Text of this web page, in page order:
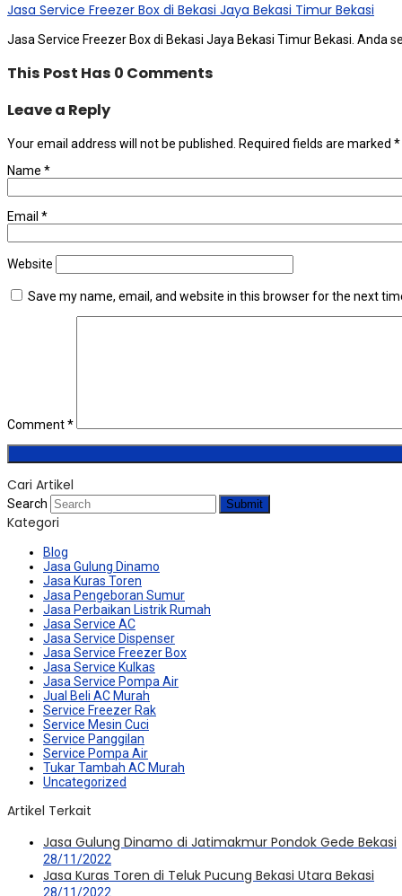
Jasa Service Freezer Box di Bekasi Jaya Bekasi Timur Bekasi
Jasa Service Freezer Box di Bekasi Jaya Bekasi Timur Bekasi. Andа
This Post Has 0 Comments
Leave a Reply
Your email address will not be published. Required fields are marked *
Name *
Email *
Website
Save my name, email, and website in this browser for the next
Comment*
Cari Artikel
Search Submit
Kategori
Blog
Jasa Gulung Dinamo
Jasa Kuras Toren
Jasa Pengeboran Sumur
Jasa Perbaikan Listrik Rumah
Jasa Service AC
Jasa Service Dispenser
Jasa Service Freezer Box
Jasa Service Kulkas
Jasa Service Pompa Air
Jual Beli AC Murah
Service Freezer Rak
Service Mesin Cuci
Service Panggilan
Service Pompa Air
Tukar Tambah AC Murah
Uncategorized
Artikel Terkait
Jasa Gulung Dinamo di Jatimakmur Pondok Gede Bekasi
28/11/2022
Jasa Kuras Toren di Teluk Pucung Bekasi Utara Bekasi
28/11/2022